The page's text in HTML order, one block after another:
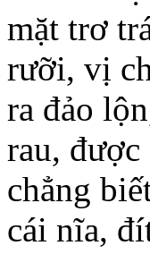
mặt trơ
rưỡi, vị
ra đảo
rau,
chẳng
cái nĩa,